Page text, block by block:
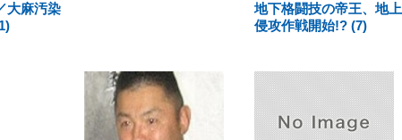
大麻汚染
地下格闘技の帝王、地上
侵攻作戦開始!? (7)